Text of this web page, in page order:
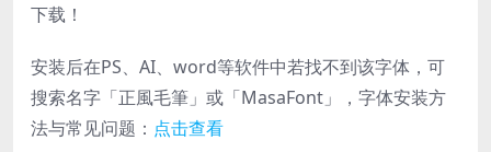
下载！
安装后在PS、AI、word等软件中若找不到该字体，可
搜索名字「正風毛筆」或「MasaFont」，字体安装方
法与常见问题： 点击查看